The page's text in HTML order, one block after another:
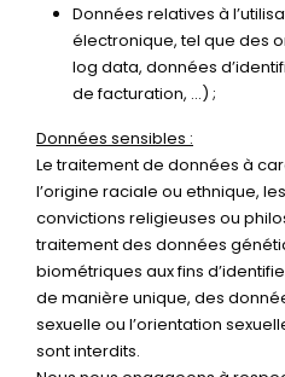
Données relatives à
électronique, tel que des
log data, données
de facturation, …) ;
Données sensibles :
Le traitement de données à
l’origine raciale ou ethnique,
convictions religieuses ou
traitement des données
biométriques aux fins
de manière unique, des
sexuelle ou l’orientation
sont interdits.